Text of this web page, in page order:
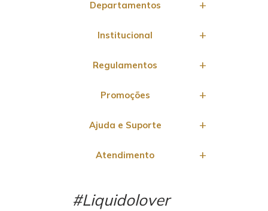
Departamentos
Institucional
Regulamentos
Promoções
Ajuda e Suporte
Atendimento
#Liquidolover